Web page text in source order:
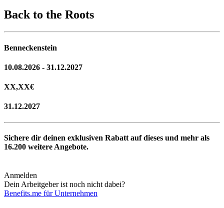
Back to the Roots
Benneckenstein
10.08.2026 - 31.12.2027
XX,XX€
31.12.2027
Sichere dir deinen exklusiven Rabatt auf dieses und mehr als
16.200 weitere Angebote.
Anmelden
Dein Arbeitgeber ist noch nicht dabei?
Benefits.me für Unternehmen